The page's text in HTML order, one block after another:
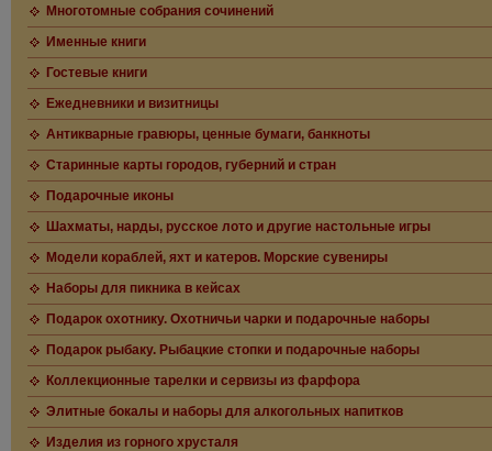
Многотомные собрания сочинений
Именные книги
Гостевые книги
Ежедневники и визитницы
Антикварные гравюры, ценные бумаги, банкноты
Старинные карты городов, губерний и стран
Подарочные иконы
Шахматы, нарды, русское лото и другие настольные игры
Модели кораблей, яхт и катеров. Морские сувениры
Наборы для пикника в кейсах
Подарок охотнику. Охотничьи чарки и подарочные наборы
Подарок рыбаку. Рыбацкие стопки и подарочные наборы
Коллекционные тарелки и сервизы из фарфора
Элитные бокалы и наборы для алкогольных напитков
Изделия из горного хрусталя